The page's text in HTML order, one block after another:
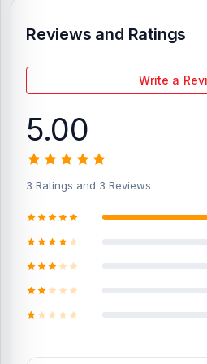
Satisfied customers for responsive
Preassembled Display with no
Tips for Installation
Please test the function of the item
Do not destroy the socket or
the board
The screws are of different sizes.
What is the estimated
The estimated time of delivery for
Working days & for outside Dhaka up
ডিসপ্লে
করে পরীক্ষা করতে হবে যে কোনো প্রকার সমস্যা বা ত্রূটি
টেলিকম এর সাথে যোগাযোগ করতে হবে।
Reviews and Ratings
Write a
5.00
3 Ratings and 3 Reviews